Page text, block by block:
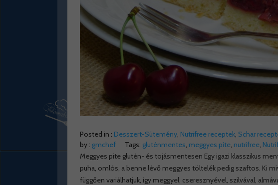
Posted in : Desszert-Sütemény, Nutrifree receptek, Schar
by : gmchef Tags: gluténmentes meggyes pite, nutrifree,
Meggyes pite glutén- és tojásmentesen Egy igazi klasszikus
puha, omlós, a benne lévő meggyes töltelék pedig szaftos. Ki
függően variálhatjuk, így meggyel, cseresznyével, szilvával,